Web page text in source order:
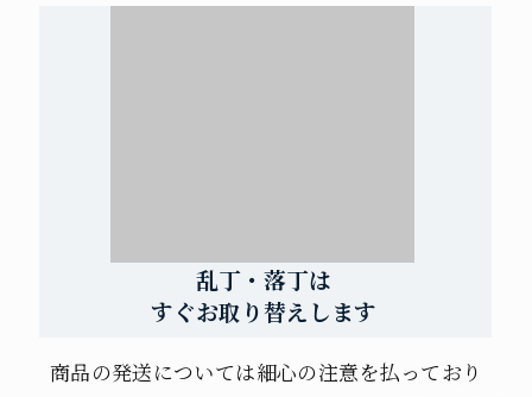
乱丁・落丁は
すぐお取り替えします
商品の発送については細心の注意を払っており